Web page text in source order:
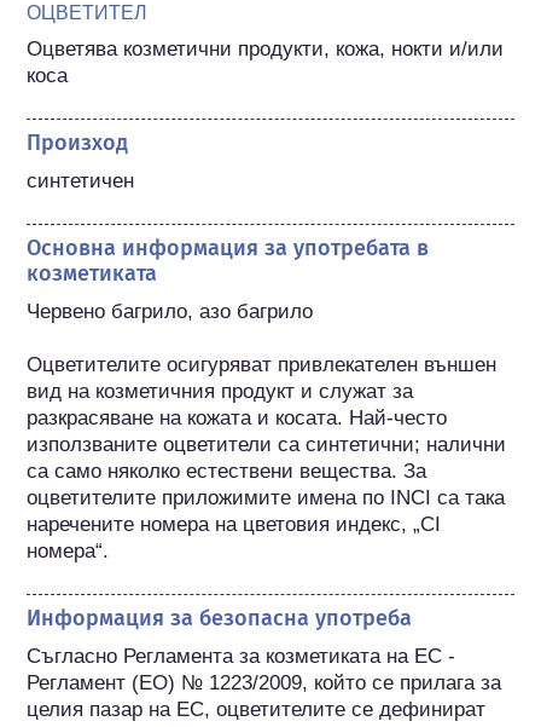
ОЦВЕТИТЕЛ
Оцветява козметични продукти, кожа, нокти и/или
коса
Произход
синтетичен
Основна информация за употребата в
козметиката
Червено багрило, азо багрило
Оцветителите осигуряват привлекателен външен
вид на козметичния продукт и служат за
разкрасяване на кожата и косата. Най-често
използваните оцветители са синтетични; налични
са само няколко естествени вещества. За
оцветителите приложимите имена по INCI са така
наречените номера на цветовия индекс, „CI
номера“.
Информация за безопасна употреба
Съгласно Регламента за козметиката на ЕС -
Регламент (ЕО) № 1223/2009, който се прилага за
целия пазар на ЕС, оцветителите се дефинират